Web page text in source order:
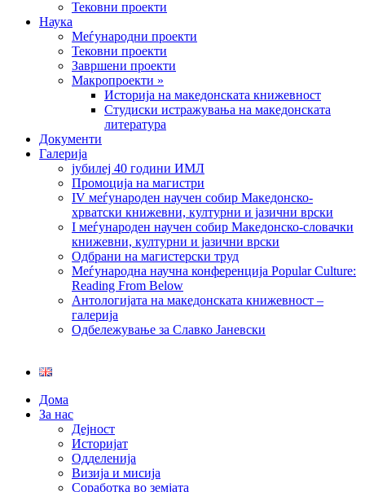
Тековни проекти
Наука
Меѓународни проекти
Тековни проекти
Завршени проекти
Макропроекти »
Историја на македонската книжевност
Студиски истражувања на македонската
литература
Документи
Галерија
јубилеј 40 години ИМЛ
Промоција на магистри
IV меѓународен научен собир Македонско-
хрватски книжевни, културни и јазични врски
I меѓународен научен собир Македонско-словачки
книжевни, културни и јазични врски
Одбрани на магистерски труд
Меѓународна научна конференција Popular Culture:
Reading From Below
Антологијата на македонската книжевност –
галерија
Одбележување за Славко Јаневски
Дома
За нас
Дејност
Историјат
Одделенија
Визија и мисија
Соработка во земјата